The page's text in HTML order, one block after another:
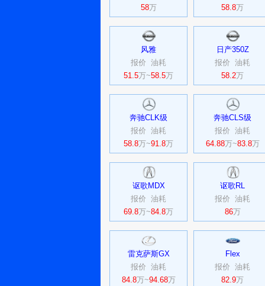
58万
58.8万
风雅
报价 油耗
51.5万~58.5万
日产350Z
报价 油耗
58.2万
奔驰CLK级
报价 油耗
58.8万~91.8万
奔驰CLS级
报价 油耗
64.88万~83.8万
讴歌MDX
报价 油耗
69.8万~84.8万
讴歌RL
报价 油耗
86万
雷克萨斯GX
报价 油耗
84.8万~94.68万
Flex
报价 油耗
82.9万